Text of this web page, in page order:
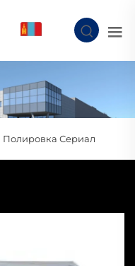
Полировка Сериал